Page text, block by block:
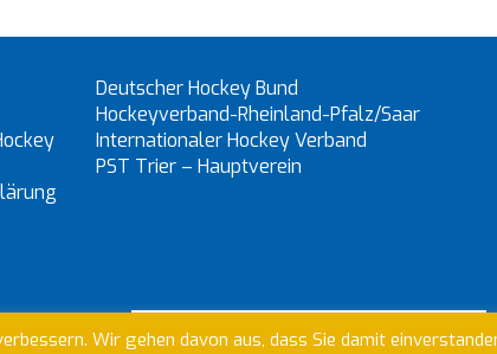
Deutscher Hockey Bund
Hockeyverband-Rheinland-Pfalz/Saar
Internationaler Hockey Verband
PST Trier – Hauptverein
Wir gehen davon aus, dass Sie damit